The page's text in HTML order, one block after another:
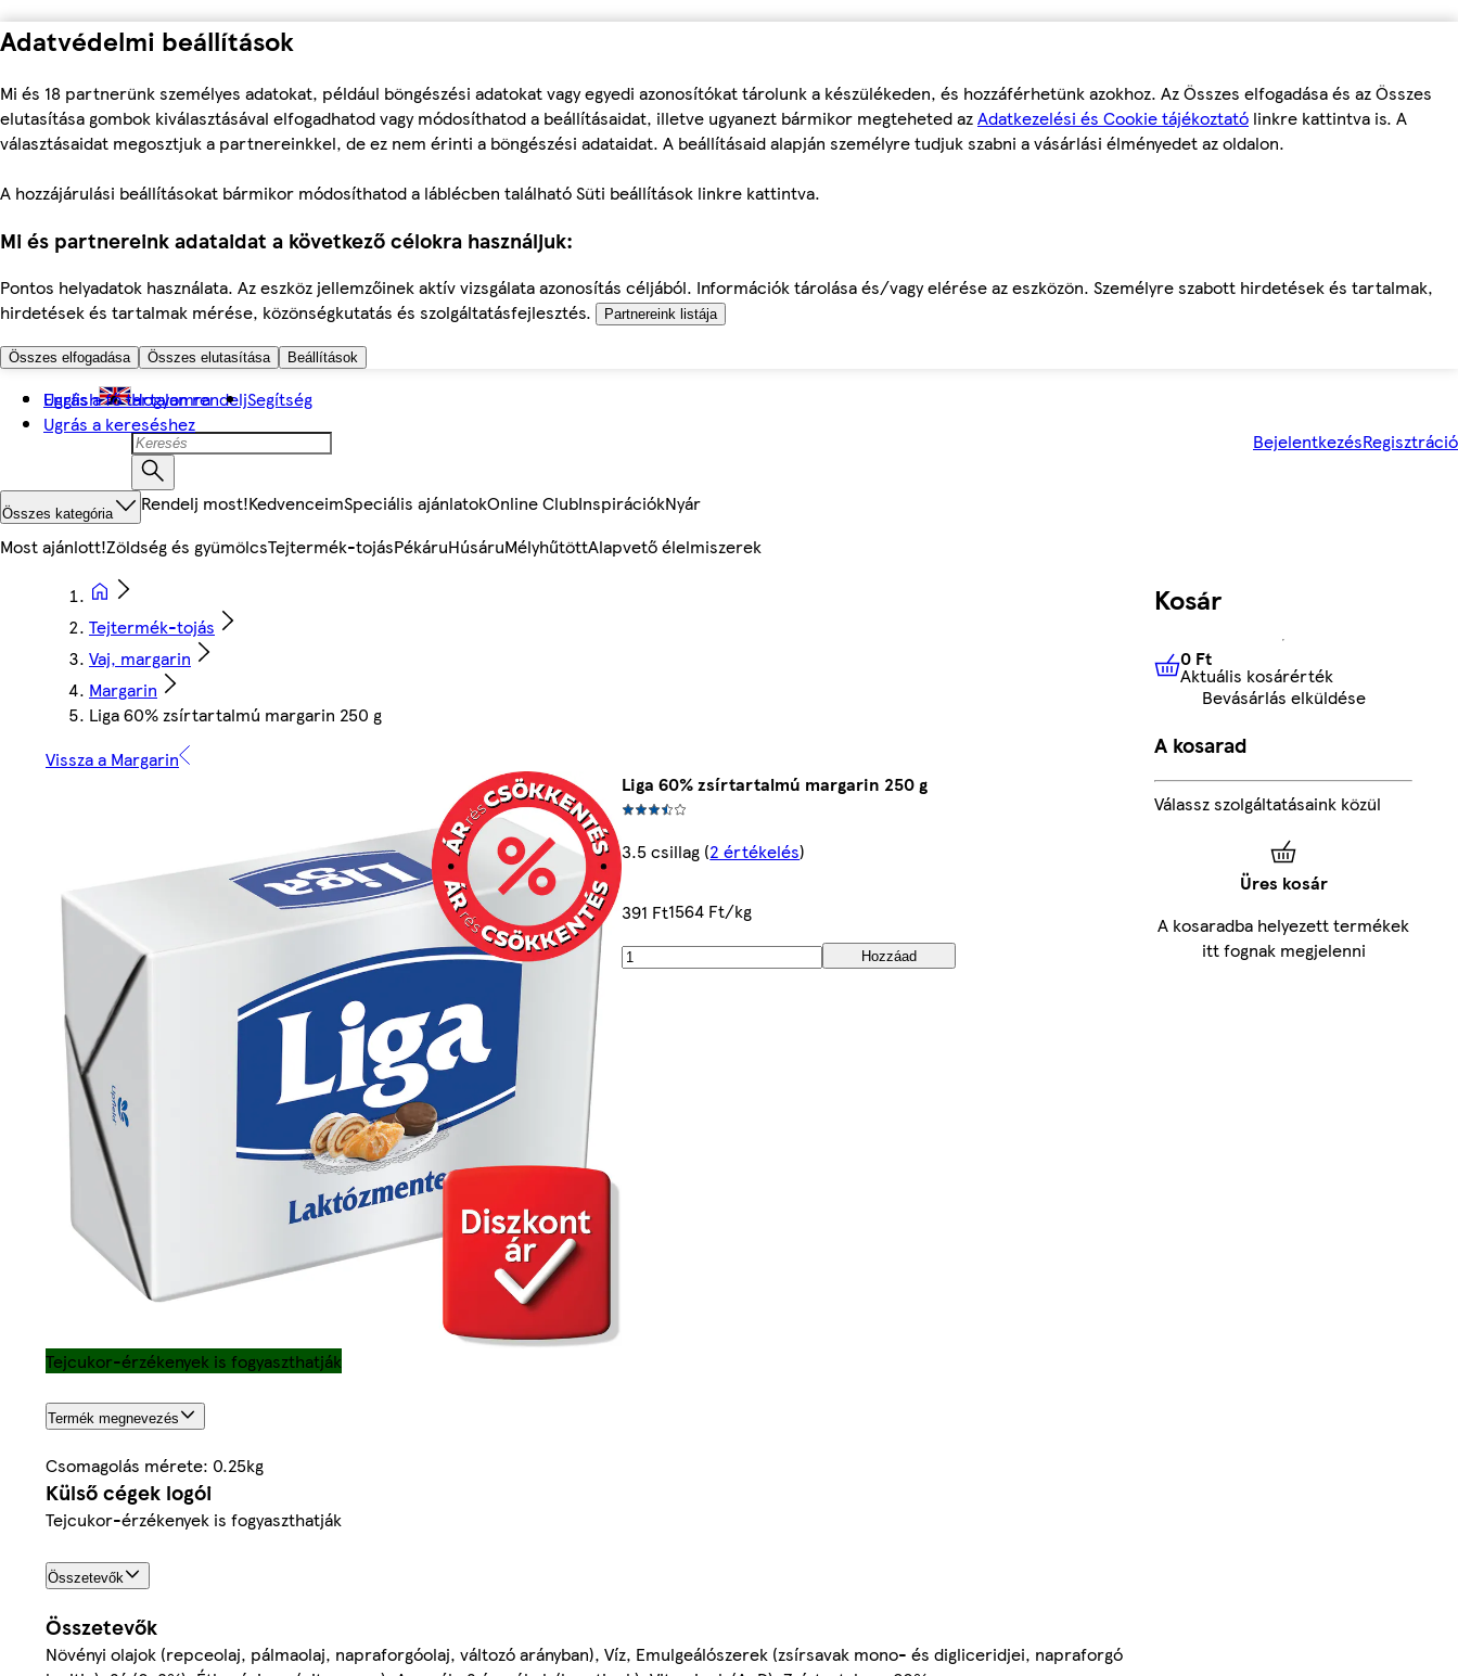
Adatvédelmi beállítások
Mi és 18 partnerünk személyes adatokat, például böngészési adatokat vagy egyedi azonosítókat tárolunk a készülékeden, és hozzáférhetünk azokhoz. Az Összes elfogadása és az Összes
elutasítása gombok kiválasztásával elfogadhatod vagy módosíthatod a beállításaidat, illetve ugyanezt bármikor megteheted azAdatkezelési és Cookie tájékoztató linkre kattintva is. A
választásaidat megosztjuk a partnereinkkel, de ez nem érinti a böngészési adataidat. A beállításaid alapján személyre tudjuk szabni a vásárlási élményedet az oldalon.
A hozzájárulási beállításokat bármikor módosíthatod a láblécben található Süti beállítások linkre kattintva.
Mi és partnereink adataidat a következő célokra használjuk:
Pontos helyadatok használata. Az eszköz jellemzőinek aktív vizsgálata azonosítás céljából. Információk tárolása és/vagy elérése az eszközön. Személyre szabott hirdetések és tartalmak,
hirdetések és tartalmak mérése, közönségkutatás és szolgáltatásfejlesztés.
Partnereink listája
Összes elfogadása Összes elutasítása Beállítások
Ugrás a fő tartalomra
Ugrás a kereséshez
English Hogyan rendeljSegítség
BejelentkezésRegisztráció
Összes kategória Rendelj most!KedvenceimSpeciális ajánlatokOnline ClubInspirációkNyár
Most ajánlott!Zöldség és gyümölcsTejtermék-tojásPékáruHúsáruMélyhűtöttAlapvető élelmiszerek
Tejtermék-tojás
Vaj, margarin
Margarin
Liga 60% zsírtartalmú margarin 250 g
Vissza a Margarin
Liga 60% zsírtartalmú margarin 250 g
3.5 csillag (2 értékelés)
391 Ft1564 Ft/kg
Hozzáad
Tejcukor-érzékenyek is fogyaszthatják
Termék megnevezés
Csomagolás mérete: 0.25kg
Külső cégek logói
Tejcukor-érzékenyek is fogyaszthatják
Összetevők
Összetevők
Növényi olajok (repceolaj, pálmaolaj, napraforgóolaj, változó arányban), Víz, Emulgeálószerek (zsírsavak mono- és digliceridjei, napraforgó
Kosár
0 FtAktuális kosárérték
0 Ft
Aktuális kosárérték
Bevásárlás elküldése
A kosarad
Válassz szolgáltatásaink közül
Üres kosár
A kosaradba helyezett termékek
itt fognak megjelenni